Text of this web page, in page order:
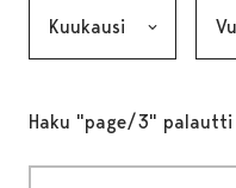
Haku "page/3" palautti